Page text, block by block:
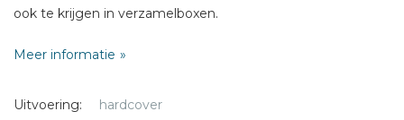
ook te krijgen in verzamelboxen.
Meer informatie
Uitvoering:
hardcover
* = verplicht